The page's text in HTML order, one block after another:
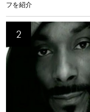
フを紹介